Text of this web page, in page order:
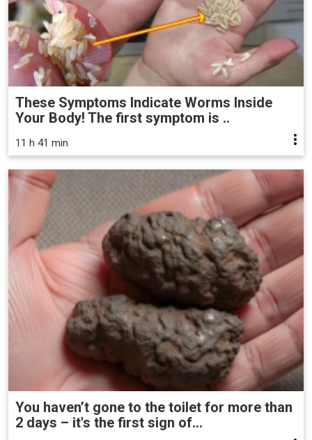
These Symptoms Indicate Worms Inside
Your Body! The first symptom is ..
11 h 41 min
You haven’t gone to the toilet for more than
2 days – it's the first sign of...